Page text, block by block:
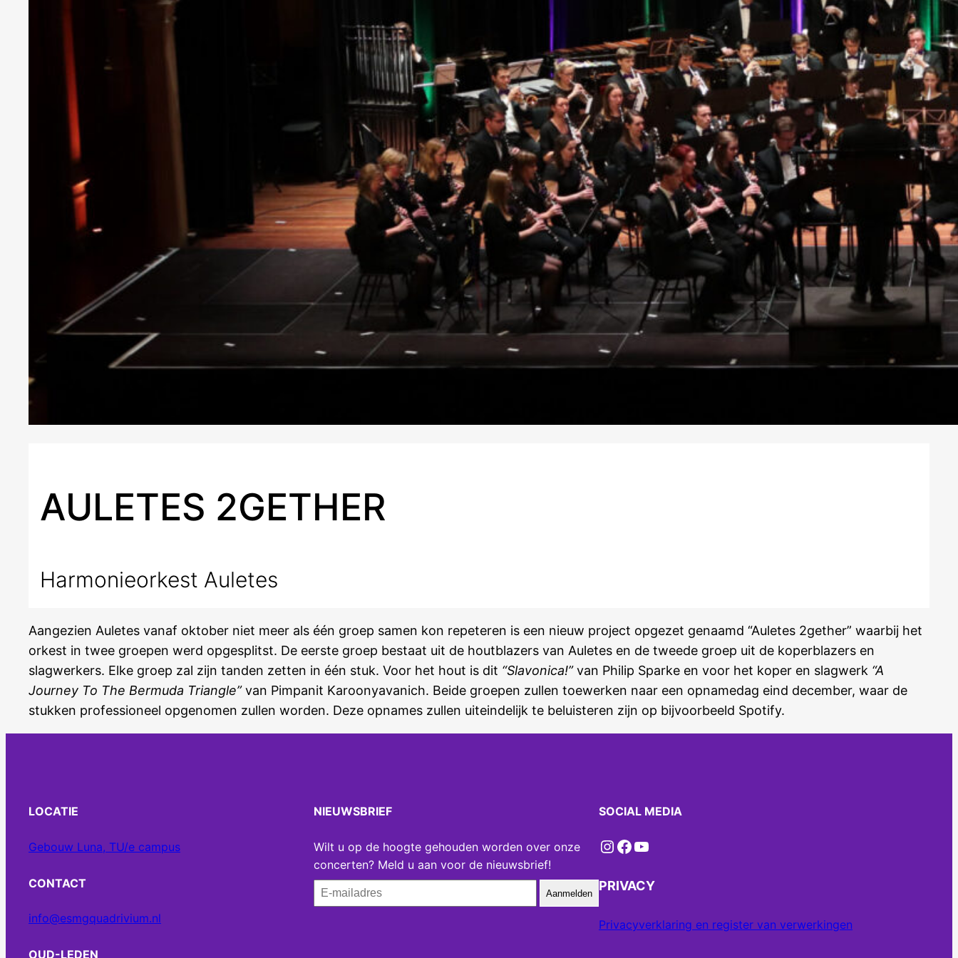
AULETES 2GETHER
Harmonieorkest Auletes
Aangezien Auletes vanaf oktober niet meer als één groep samen kon repeteren is een nieuw project opgezet genaamd “Auletes 2gether” waarbij het
orkest in twee groepen werd opgesplitst. De eerste groep bestaat uit de houtblazers van Auletes en de tweede groep uit de koperblazers en
slagwerkers. Elke groep zal zijn tanden zetten in één stuk. Voor het hout is dit “Slavonica!”van Philip Sparke en voor het koper en slagwerk “A
Journey To The Bermuda Triangle”van Pimpanit Karoonyavanich. Beide groepen zullen toewerken naar een opnamedag eind december, waar de
stukken professioneel opgenomen zullen worden. Deze opnames zullen uiteindelijk te beluisteren zijn op bijvoorbeeld Spotify.
LOCATIE
Gebouw Luna, TU/e campus
CONTACT
info@esmgquadrivium.nl
OUD-LEDEN
NIEUWSBRIEF
Wilt u op de hoogte gehouden worden over onze
concerten? Meld u aan voor de nieuwsbrief!
Aanmelden
SOCIAL MEDIA
Instagram Facebook YouTube
PRIVACY
Privacyverklaring en register van verwerkingen